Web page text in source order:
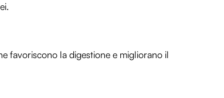
favoriscono la digestione e migliorano il